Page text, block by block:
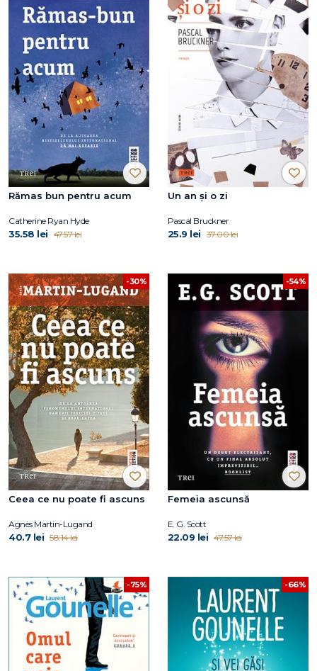
Rămas bun pentru acum
Catherine Ryan Hyde
35.58 lei 47.57 lei
Un an și o zi
Pascal Bruckner
25.9 lei 37.00 lei
-30%
Ceea ce nu poate fi ascuns
Agnès Martin-Lugand
40.7 lei 58.14 lei
-54%
Femeia ascunsă
E. G. Scott
22.09 lei 47.57 lei
-75% -66%